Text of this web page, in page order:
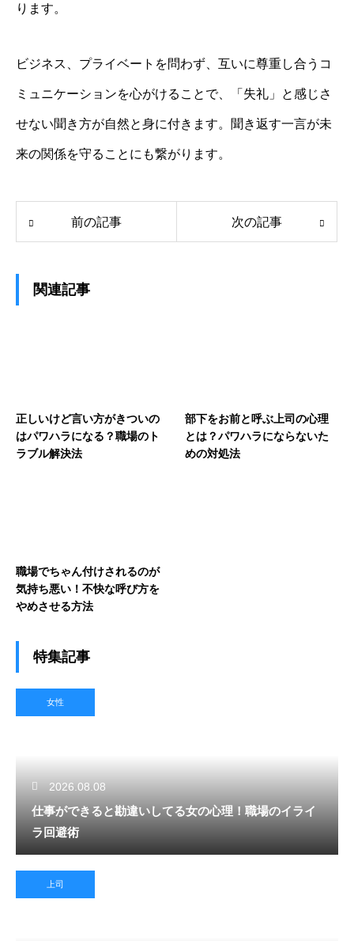
ります。
ビジネス、プライベートを問わず、互いに尊重し合うコ
ミュニケーションを心がけることで、「失礼」と感じさ
せない聞き方が自然と身に付きます。聞き返す一言が未
来の関係を守ることにも繋がります。
前の記事 次の記事
関連記事
正しいけど言い方がきついの
はパワハラになる？職場のト
ラブル解決法
部下をお前と呼ぶ上司の心理
とは？パワハラにならないた
めの対処法
職場でちゃん付けされるのが
気持ち悪い！不快な呼び方を
やめさせる方法
特集記事
女性
2026.08.08
仕事ができると勘違いしてる女の心理！職場のイライ
ラ回避術
上司